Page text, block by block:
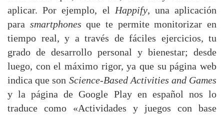
aplicar. Por ejemplo, el Happify, una aplicación
para smartphones que te permite monitorizar en
tiempo real, y a través de fáciles ejercicios, tu
grado de desarrollo personal y bienestar; desde
luego, con el máximo rigor, ya que su página web
indica que son Science-Based Activities and Games
y la página de Google Play en español nos lo
traduce como «Actividades y juegos con base